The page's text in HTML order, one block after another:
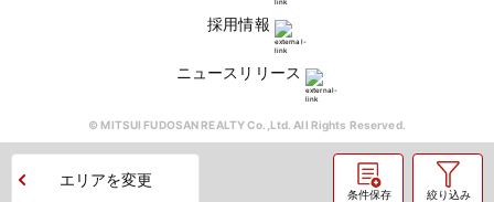
エリアを変更
条件保存 絞り込み
採用情報
ニュースリリース
© MITSUI FUDOSAN REALTY Co.,Ltd. All Rights Reserved.